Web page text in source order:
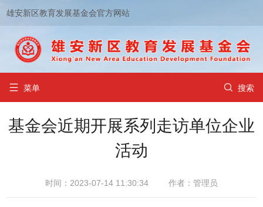
雄安新区教育发展基金会官方网站
 菜单  搜索
基金会近期开展系列走访单位企业
活动
时间：2023-07-14 11:30:34 作者：管理员